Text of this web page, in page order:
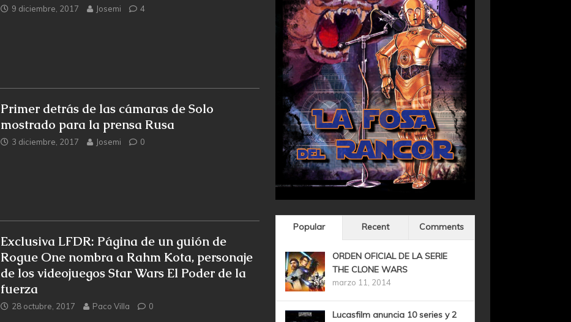
9 diciembre, 2017 Josemi 4
Primer detrás de las cámaras de Solo
mostrado para la prensa Rusa
3 diciembre, 2017 Josemi 0
Exclusiva LFDR: Página de un guión de
Rogue One nombra a Rahm Kota, personaje
de los videojuegos Star Wars El Poder de la
fuerza
28 octubre, 2017 Paco Villa 0
Popular Recent Comments
ORDEN OFICIAL DE LA SERIE
THE CLONE WARS
marzo 11, 2014
Lucasfilm anuncia 10 series y 2